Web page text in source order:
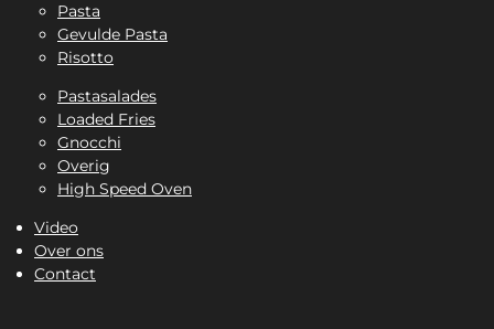
Pasta
Gevulde Pasta
Risotto
Pastasalades
Loaded Fries
Gnocchi
Overig
High Speed Oven
Video
Over ons
Contact